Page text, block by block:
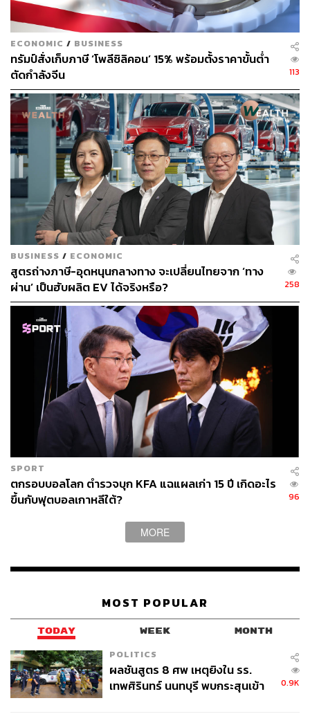
ลี ออร์ตเบิร์ก จาก Boeing, ไรอัน แมคอินเนอร์นีย์ จาก Visa,
สตีเฟน ชวาร์ซแมน จาก Blackstone, ไบรอัน ไซก์ส จาก
Cargill, เจน เฟรเซอร์ จาก Citi, จิม แอนเดอร์สัน จาก
Coherent, เฮนรี ลอว์เรนซ์ คัลป์ จาก GE Aerospace, เดวิด
โซโลมอน จาก Goldman Sachs, จาคอบ เธย์เซน จาก
Illumina, ไมเคิล มีบาค จาก Mastercard รวมถึง ซานเจย์ เมห์
โรทรา ซีอีโอ Micron Technology บริษัทที่เคยถูกทางการจีน
แบนชิปก่อนหน้านี้
สี จิ้นผิง ได้กล่าวกับบรรดาซีอีโอว่า ประตูของจีนจะเปิดกว้าง
มากขึ้น และองค์กรของอเมริกาจะมีอนาคตที่กว้างไกลใน
ตลาดจีน ขณะที่ อีลอน มัสก์ และ เจนเซน หวง ต่างกล่าว
ชื่นชมว่า การหารือครั้งนี้เป็นไปอย่างยอดเยี่ยมและสร้างแรง
บันดาลใจอย่างมาก
ปัญหาภูมิรัฐศาสตร์ยังไม่หมดไป ท่ามกลางดีลการค้า
แม้วาระหลักคือเรื่องเศรษฐกิจ แต่ประเด็นภูมิรัฐศาสตร์ก็เป็น
สิ่งที่ไม่สามารถหลีกเลี่ยงได้ ผู้นำทั้งสองได้หารือถึง
สถานการณ์สงครามในอิหร่าน โดยเห็นพ้องว่าอิหร่านไม่
ควรครอบครองอาวุธนิวเคลียร์ และช่องแคบฮอร์มุซจะต้อง
เปิดกว้างเพื่อให้พลังงานไหลเวียนได้อย่างเสรี โดยจีนแสดง
ความสนใจที่จะซื้อน้ำมันจากอเมริกามากขึ้นเพื่อลดการ
พึ่งพาน้ำมันที่ต้องผ่านช่องแคบดังกล่าว นอกจากนี้ ทั้งสองยัง
ย้ำเป้าหมายร่วมกันในการปลดอาวุธนิวเคลียร์เกาหลีเหนือ
อย่างไรก็ตาม ประเด็นเรื่องไต้หวันยังคงเป็นประเด็นอ่อนไหว
สี จิ้นผิง เตือนทรัมป์อย่างตรงไปตรงมาว่า ไต้หวันคือประเด็น
ที่สำคัญที่สุด หากจัดการผิดพลาด สองประเทศอาจปะทะกัน
ยิ่ง ซึ่งทรัมป์เองก็มีท่าทีสงวนท่าทีต่อกรณีการอนุมัติขาย
เพิ่งไฟเขียวไป
ทรัมป์ได้เชิญ สี จิ้นผิง ไปเยือนทำเนียบขาว ณ กรุงวอชิงตันใน
เดือนกันยายนนี้ และยืนยันว่าทั้งสองประเทศจะให้การ
สนับสนุนซึ่งกันและกันในการจัดงาน G20 และ APEC ในปีนี้
อย่างไรก็ตาม นักวิเคราะห์อย่าง เจคอบ ชาปิโร จาก The
Bespoke Group มองว่า นี่เป็นเพียงการบริหารจัดการปัญหา
มากกว่าการแก้ปัญหาอย่างแท้จริง ขณะที่ โมน่า พอลเซน
ECONOMIC / BUSINESS
ทรัมป์สั่งเก็บภาษี ‘โพลีซิลิคอน’ 15% พร้อมตั้งราคาขั้นต่ำ
ตัดกำลังจีน
113
BUSINESS / ECONOMIC
สูตรถ่างภาษี-อุดหนุนกลางทาง จะเปลี่ยนไทยจาก ‘ทาง
ผ่าน’ เป็นฮับผลิต EV ได้จริงหรือ?
258
SPORT
ตกรอบบอลโลก ตำรวจบุก KFA แฉแผลเก่า 15 ปี เกิดอะไร
ขึ้นกับฟุตบอลเกาหลีใต้?
96
MORE
MOST POPULAR
TODAY WEEK MONTH
POLITICS
ผลชันสูตร 8 ศพ เหตุยิงใน รร.
เทพศิรินทร์ นนทบุรี พบกระสุนเข้า
0.9K